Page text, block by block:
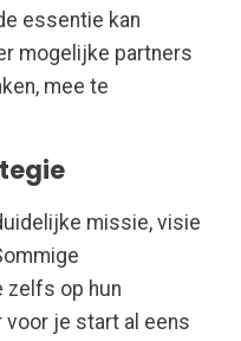
essentie kan
mogelijke partners
mee te
missie, visie
zelfs op hun
je start al eens